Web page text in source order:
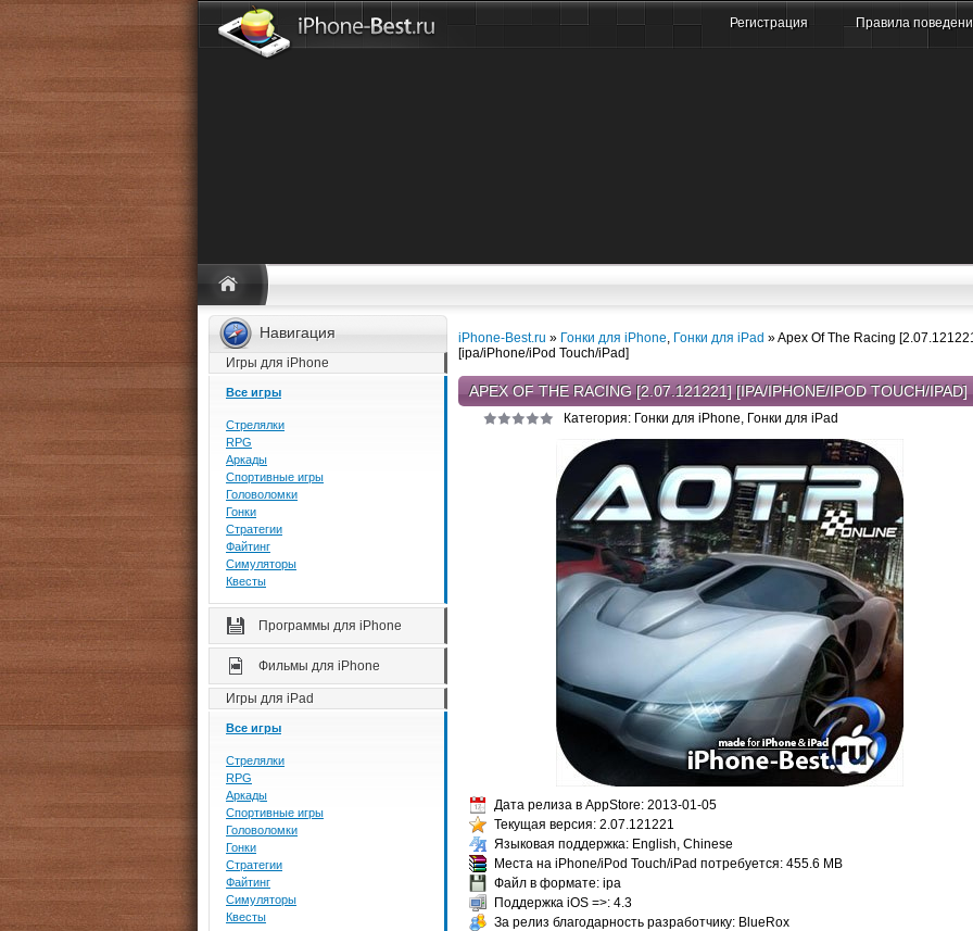
Регистрация Правила
Навигация
Игры для iPhone
Все игры
Стрелялки
RPG
Аркады
Спортивные игры
Головоломки
Гонки
Стратегии
Файтинг
Симуляторы
Квесты
Программы для iPhone
Фильмы для iPhone
Игры для iPad
Все игры
Стрелялки
RPG
Аркады
Спортивные игры
Головоломки
Гонки
Стратегии
Файтинг
Симуляторы
Квесты
iPhone-Best.ru » Гонки для iPhone, Гонки для iPad » Apex Of The Racing
[ipa/iPhone/iPod Touch/iPad]
APEX OF THE RACING [2.07.121221] [IPA/IPHONE/IPOD TOUCH/IPAD]
Категория: Гонки для iPhone, Гонки для iPad
Дата релиза в AppStore: 2013-01-05
Текущая версия: 2.07.121221
Языковая поддержка: English, Chinese
Места на iPhone/iPod Touch/iPad потребуется: 455.6 MB
Файл в формате: ipa
Поддержка iOS =>: 4.3
За релиз благодарность разработчику: BlueRox